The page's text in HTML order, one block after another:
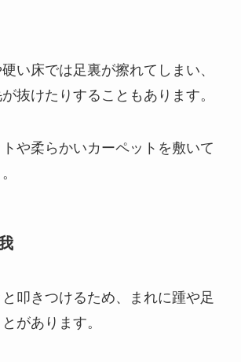
い床では足裏が擦れてしまい、
抜けたりすることもあります。
や柔らかいカーペットを敷いて
叩きつけるため、まれに踵や足
があります。